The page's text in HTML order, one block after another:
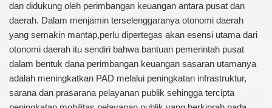
dan didukung oleh perimbangan keuangan antara pusat dan
daerah. Dalam menjamin terselenggaranya otonomi daerah
yang semakin mantap,perlu dipertegas akan esensi utama dari
otonomi daerah itu sendiri bahwa bantuan pemerintah pusat
dalam bentuk dana perimbangan keuangan sasaran utamanya
adalah meningkatkan PAD melalui peningkatan infrastruktur,
sarana dan prasarana pelayanan publik sehingga tercipta